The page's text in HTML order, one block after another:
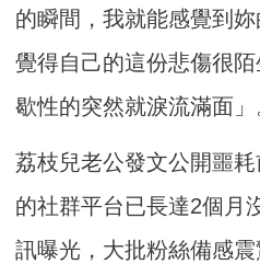
的瞬間，我就能感覺到
覺得自己的這份悲傷很
歇性的突然就淚流滿面」
荔枝兒老公發文公開噩
的社群平台已長達2個月
訊曝光，大批粉絲備感